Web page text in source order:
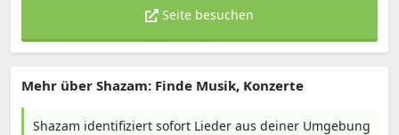
Seite besuchen
Mehr über Shazam: Finde Musik, Konzerte
Shazam identifiziert sofort Lieder aus deiner Umgebung